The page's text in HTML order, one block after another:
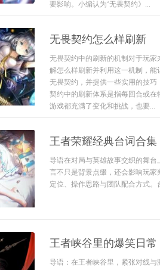
要影响。小编认为‘无畏契约》...
无畏契约怎么样刷新
无畏契约中的刷新的机制对于玩
解怎么样刷新并利用这一机制，
无畏契约，并提供一些实用的技
契约中的刷新体系是指每回合或
游戏都充满了变化和挑战，也要...
王者荣耀经典台词合集
导语在对局与英雄故事交织的舞
言不只是背景点缀，还会影响玩
定位、操作思路与团队配合方式
王者峡谷里的爆笑日
导语：在王者峡谷里，紧张对线